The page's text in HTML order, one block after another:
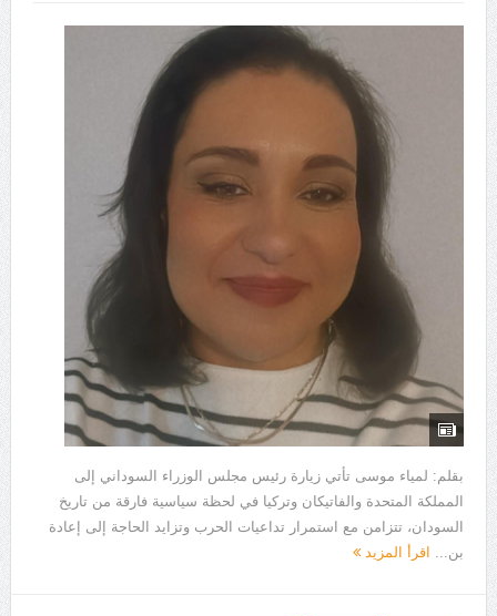
بقلم: لمياء موسى تأتي زيارة رئيس مجلس الوزراء السوداني إلى
المملكة المتحدة والفاتيكان وتركيا في لحظة سياسية فارقة من تاريخ
السودان، تتزامن مع استمرار تداعيات الحرب وتزايد الحاجة إلى إعادة
بن... اقرأ المزيد